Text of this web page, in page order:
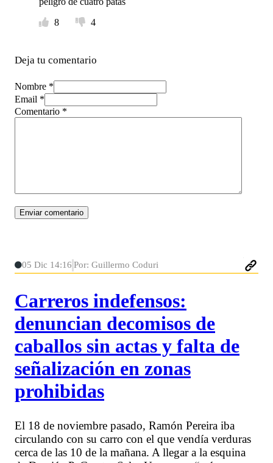
8
4
Deja tu comentario
Nombre *
Email *
Comentario *
05 Dic 14:16 Por: Guillermo Coduri
Carreros indefensos:
denuncian decomisos de
caballos sin actas y falta de
señalización en zonas
prohibidas
El 18 de noviembre pasado, Ramón Pereira iba
circulando con su carro con el que vendía verduras
cerca de las 10 de la mañana. A llegar a la esquina